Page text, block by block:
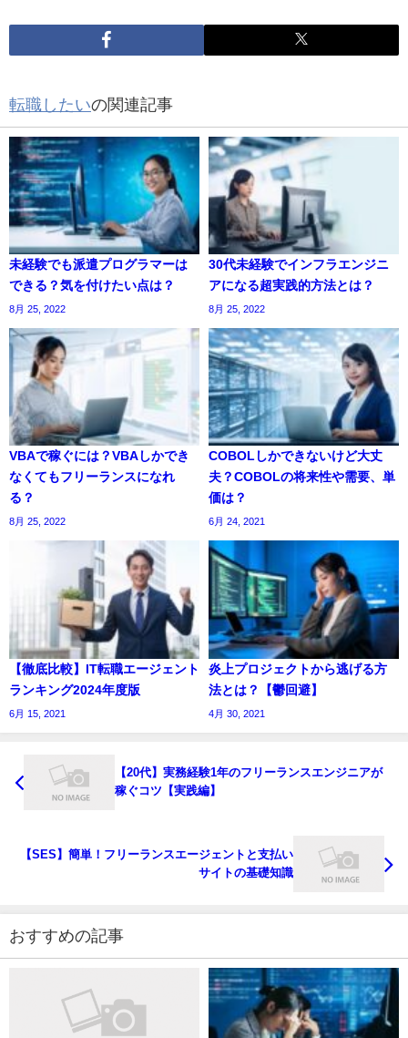
転職したいの関連記事
未経験でも派遣プログラマーは
できる？気を付けたい点は？
8月 25, 2022
30代未経験でインフラエンジニ
アになる超実践的方法とは？
8月 25, 2022
VBAで稼ぐには？VBAしかでき
なくてもフリーランスになれ
る？
8月 25, 2022
COBOLしかできないけど大丈
夫？COBOLの将来性や需要、単
価は？
6月 24, 2021
【徹底比較】IT転職エージェント
ランキング2024年度版
6月 15, 2021
炎上プロジェクトから逃げる方
法とは？【鬱回避】
4月 30, 2021
【20代】実務経験1年のフリーランスエンジニアが
稼ぐコツ【実践編】
【SES】簡単！フリーランスエージェントと支払い
サイトの基礎知識
おすすめの記事